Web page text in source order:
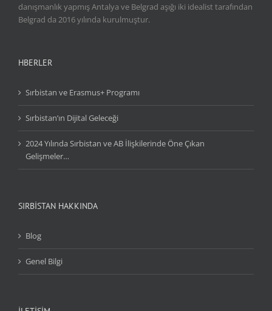
danışmanlık yapmış Antalya ve Belgrad aşığı iki idealist tarafından
Belgrad da 2016 yılında kurulmuştur.
HBERLER
Sırbistan ve Erasmus+ Programı
Sırbistan’ın Dijital Geleceği
2024 Yılında Sırbistan ve AB İlişkilerinde Öne Çıkan
Gelişmeler…
SIRBİSTAN HAKKINDA
Blog
Genel Bilgi